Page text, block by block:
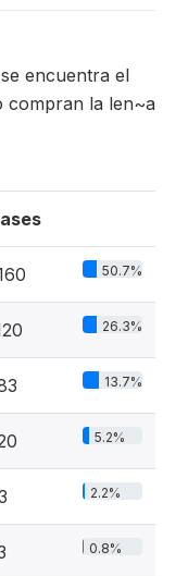
encuentra el
compran la len~a
50.7%
26.3%
13.7%
5.2%
2.2%
0.8%